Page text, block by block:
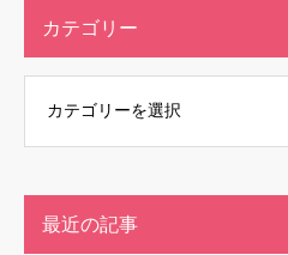
カテゴリー
最近の記事